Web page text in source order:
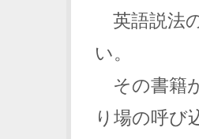
英語説法
い。
その書籍
り場の呼び